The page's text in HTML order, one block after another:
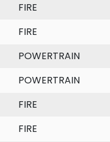
FIRE
FIRE
POWERTRAIN
POWERTRAIN
FIRE
FIRE